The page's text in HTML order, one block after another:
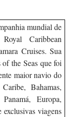
mundial de
Caribbean
Cruises. Sua
the Seas que foi
maior navio do
Bahamas,
Europa,
viagens